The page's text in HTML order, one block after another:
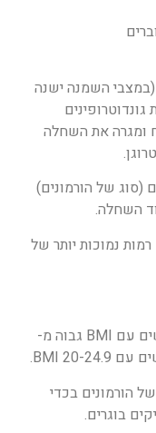
(במצבי השמנה ישנה
ומגרה את השחלה
(סוג של הורמונים)
השחלה.
נמוכות יותר של
השמנה מקושרת לרוב להפרעת ביוץ בנשים עם BMI גבוה מ-
הורמונים בכדי
בוגרים.